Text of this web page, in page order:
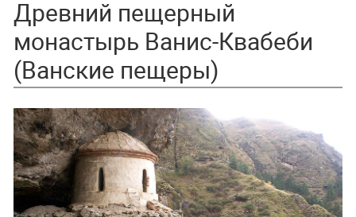
Древний пещерный
монастырь Ванис-Квабеби
(Ванские пещеры)